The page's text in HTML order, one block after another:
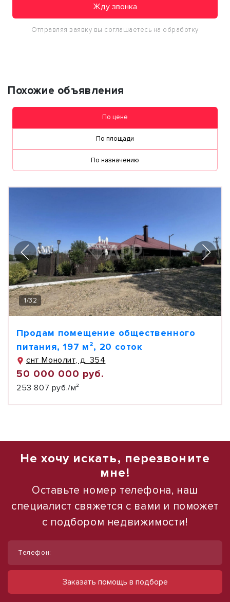
Жду звонка
Отправляя заявку вы соглашаетесь на обработку
Похожие объявления
По цене
По площади
По назначению
1/32
Продам помещение общественного
питания, 197 м², 20 соток
снт Монолит, д. 354
50 000 000 руб.
253 807 руб./м²
Не хочу искать, перезвоните
мне!
Оставьте номер телефона, наш
специалист свяжется с вами и поможет
с подбором недвижимости!
Телефон:
Заказать помощь в подборе